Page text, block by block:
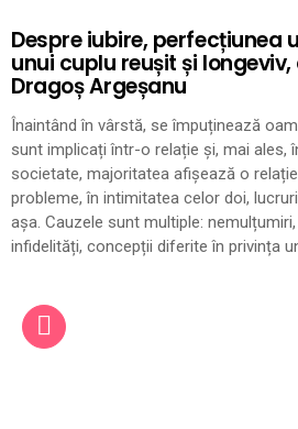
Despre iubire, perfecțiunea
unui cuplu reușit și
Dragoș Argeșanu
Înaintând în vârstă, se împuținează
sunt implicați într-o relație și, mai ales,
societate, majoritatea afișează o
probleme, în intimitatea celor doi,
așa. Cauzele sunt multiple:
infidelități, concepții diferite în privința